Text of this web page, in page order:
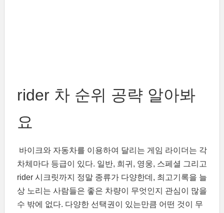
rider 차 순위 공략 알아봐
요
바이크와 자동차를 이용하여 달리는 게임 라이더는 각
차체마다 등급이 있다. 일반, 희귀, 영웅, 스페셜 그리고
rider 시크릿까지 정말 종류가 다양한데, 최고기록을 늘
상 노리는 사람들은 좋은 차량이 무엇인지 관심이 많을
수 밖에 없다. 다양한 선택권이 있는만큼 어떤 것이 무